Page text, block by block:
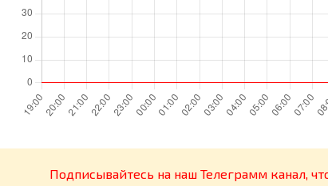
Подписывайтесь на наш Телеграмм канал,